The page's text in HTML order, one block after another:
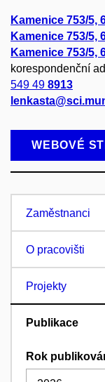
Kamenice 753/5,
Kamenice 753/5,
Kamenice 753/5,
korespondenční
549 49 8913
WEBOVÉ
Zaměstnanci
O pracovišti
Projekty
Publikace
Rok